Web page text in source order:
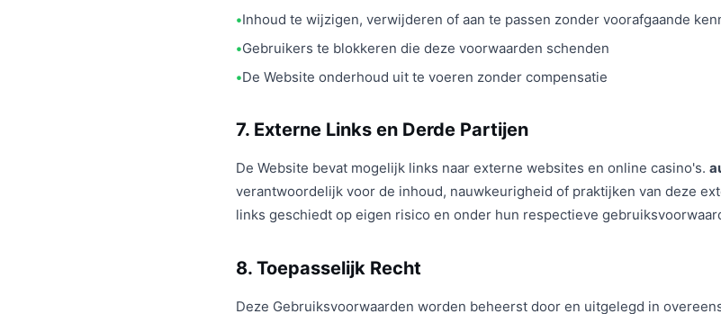
Inhoud te wijzigen, verwijderen of aan te passen zonder voorafgaande
Gebruikers te blokkeren die deze voorwaarden schenden
De Website onderhoud uit te voeren zonder compensatie
7. Externe Links en Derde Partijen
De Website bevat mogelijk links naar externe websites en online casino's.
verantwoordelijk voor de inhoud, nauwkeurigheid of praktijken van deze
links geschiedt op eigen risico en onder hun respectieve
8. Toepasselijk Recht
Deze Gebruiksvoorwaarden worden beheerst door en uitgelegd in